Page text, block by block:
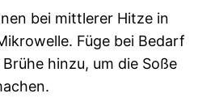
bei mittlerer Hitze in
Füge bei Bedarf
hinzu, um die Soße